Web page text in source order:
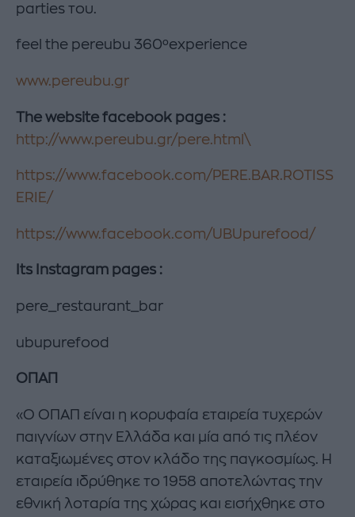
parties του.
feel the pereubu 360⁰experience
www.pereubu.gr
The website facebook pages :
http://www.pereubu.gr/pere.html\
https://www.facebook.com/PERE.BAR.ROTISS
ERIE/
https://www.facebook.com/UBUpurefood/
Its Instagram pages :
pere_restaurant_bar
ubupurefood
ΟΠΑΠ
«Ο ΟΠΑΠ είναι η κορυφαία εταιρεία τυχερών
παιγνίων στην Ελλάδα και μία από τις πλέον
καταξιωμένες στον κλάδο της παγκοσμίως. Η
εταιρεία ιδρύθηκε το 1958 αποτελώντας την
εθνική λοταρία της χώρας και εισήχθηκε στο